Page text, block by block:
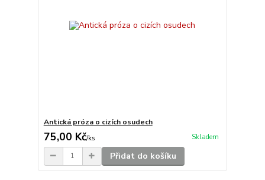
Antická próza o cizích osudech
75,00 Kč/ks Skladem
Přidat do košíku